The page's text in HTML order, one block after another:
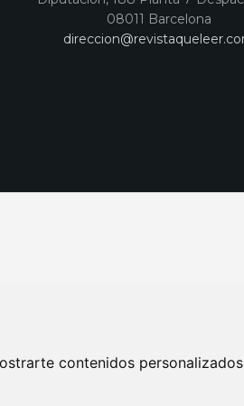
contenidos
08011 Barcelona